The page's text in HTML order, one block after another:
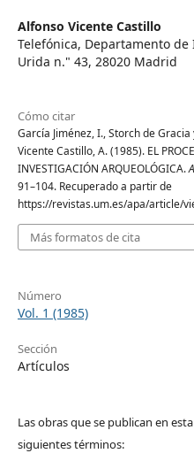
Alfonso Vicente Castillo
Telefónica, Departamento
Urida n." 43, 28020 Madrid
Cómo citar
García Jiménez, I., Storch de Gracia
Vicente Castillo, A. (1985). EL
INVESTIGACIÓN ARQUEOLÓGICA.
91–104. Recuperado a partir de
https://revistas.um.es/apa/article/
Más formatos de cita
Número
Vol. 1 (1985)
Sección
Artículos
Las obras que se publican en
siguientes términos: